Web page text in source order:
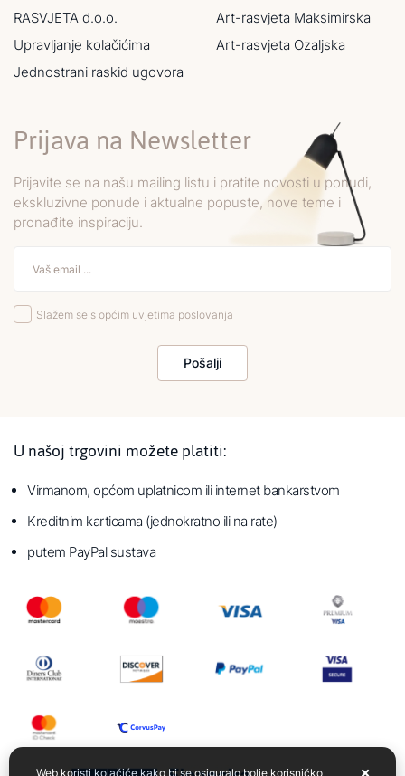
RASVJETA d.o.o.
Upravljanje kolačićima
Jednostrani raskid ugovora
Art-rasvjeta Maksimirska
Art-rasvjeta Ozaljska
Prijava na Newsletter
Prijavite se na našu mailing listu i pratite novosti u ponudi,
ekskluzivne ponude i aktualne popuste, nove teme i
pronađite inspiraciju.
Slažem se s općim uvjetima poslovanja
Pošalji
U našoj trgovini možete platiti:
Virmanom, općom uplatnicom ili internet bankarstvom
Kreditnim karticama (jednokratno ili na rate)
putem PayPal sustava
Web koristi kolačiće kako bi se osiguralo bolje korisničko